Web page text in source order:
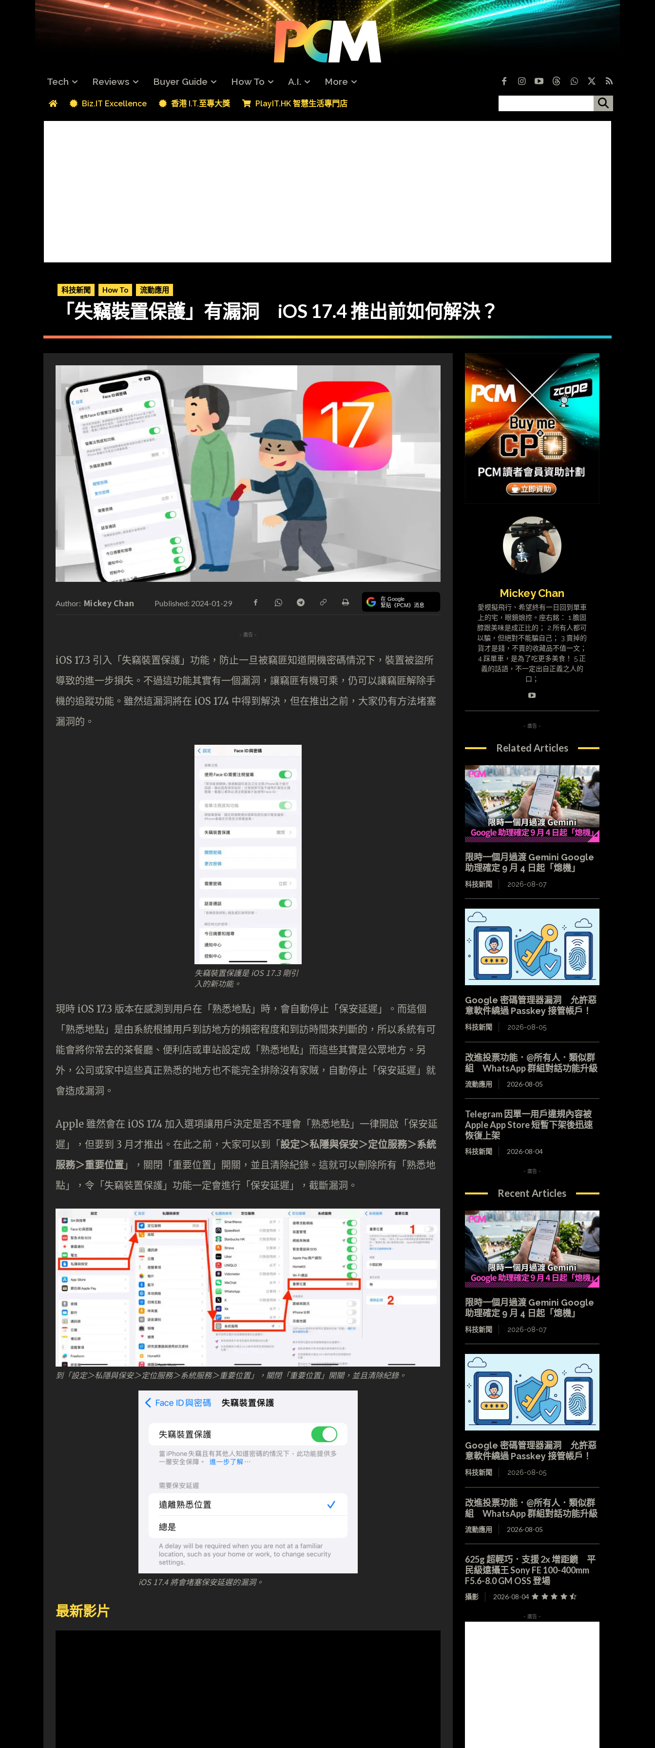
Tech Reviews Buyer Guide How To A.I. More
Biz.IT Excellence 香港 I.T.至專大獎 PlayIT.HK 智慧生活專門店
科技新聞 How To 流動應用
「失竊裝置保護」有漏洞 iOS 17.4 推出前如何解決？
Author: Mickey Chan Published: 2024-01-29 在 Google
緊貼《PCM》消息
- 廣告 -
iOS 17.3 引入「失竊裝置保護」功能，防止一旦被竊匪知道開機密碼情況下，裝置被盜所
導致的進一步損失。不過這功能其實有一個漏洞，讓竊匪有機可乘，仍可以讓竊匪解除手
機的追蹤功能。雖然這漏洞將在 iOS 17.4 中得到解決，但在推出之前，大家仍有方法堵塞
漏洞的。
失竊裝置保護是 iOS 17.3 剛引
入的新功能。
現時 iOS 17.3 版本在感測到用戶在「熟悉地點」時，會自動停止「保安延遲」。而這個
「熟悉地點」是由系統根據用戶到訪地方的頻密程度和到訪時間來判斷的，所以系統有可
能會將你常去的茶餐廳、便利店或車站設定成「熟悉地點」而這些其實是公眾地方。另
外，公司或家中這些真正熟悉的地方也不能完全排除沒有家賊，自動停止「保安延遲」就
會造成漏洞。
Apple 雖然會在 iOS 17.4 加入選項讓用戶決定是否不理會「熟悉地點」一律開啟「保安延
遲」，但要到 3 月才推出。在此之前，大家可以到「設定＞私隱與保安＞定位服務＞系統
服務＞重要位置 」，關閉「重要位置」開關，並且清除紀錄。這就可以刪除所有「熟悉地
點」，令「失竊裝置保護」功能一定會進行「保安延遲」，截斷漏洞。
到「設定＞私隱與保安＞定位服務＞系統服務＞重要位置」，關閉「重要位置」開關，並且清除紀錄。
iOS 17.4 將會堵塞保安延遲的漏洞。
最新影片
Mickey Chan
愛模擬飛行、希望終有一日回到單車
上的宅，眼鏡娘控。座右銘： 1.膽固
醇跟美味是成正比的； 2.所有人都可
以騙，但絕對不能騙自己； 3.賣掉的
貨才是錢，不賣的收藏品不值一文；
4.踩單車，是為了吃更多美食！ 5.正
義的話語，不一定出自正義之人的
口；
- 廣告 -
Related Articles
限時一個月過渡 Gemini Google
助理確定 9 月 4 日起「熄機」
科技新聞 2026-08-07
Google 密碼管理器漏洞 允許惡
意軟件繞過 Passkey 接管帳戶！
科技新聞 2026-08-05
改進投票功能．@所有人．類似群
組 WhatsApp 群組對話功能升級
流動應用 2026-08-05
Telegram 因單一用戶違規內容被
Apple App Store 短暫下架後迅速
恢復上架
科技新聞 2026-08-04
- 廣告 -
Recent Articles
限時一個月過渡 Gemini Google
助理確定 9 月 4 日起「熄機」
科技新聞 2026-08-07
Google 密碼管理器漏洞 允許惡
意軟件繞過 Passkey 接管帳戶！
科技新聞 2026-08-05
改進投票功能．@所有人．類似群
組 WhatsApp 群組對話功能升級
流動應用 2026-08-05
625g 超輕巧．支援 2x 增距鏡 平
民級遠攝王 Sony FE 100-400mm
F5.6-8.0 GM OSS 登場
攝影 2026-08-04
- 廣告 -